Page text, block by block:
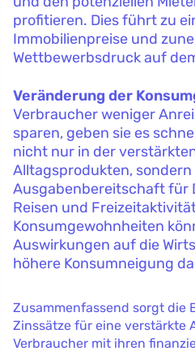
profitieren. Dies führt zu
Immobilienpreise und
Wettbewerbsdruck auf
Veränderung der
Verbraucher weniger
sparen, geben sie es
nicht nur in der
Alltagsprodukten,
Ausgabenbereitschaft für
Reisen und
Konsumgewohnheiten
Auswirkungen auf die
höhere Konsumneigung
Zusammenfassend sorgt die
Zinssätze für eine verstärkte
Verbraucher mit ihren